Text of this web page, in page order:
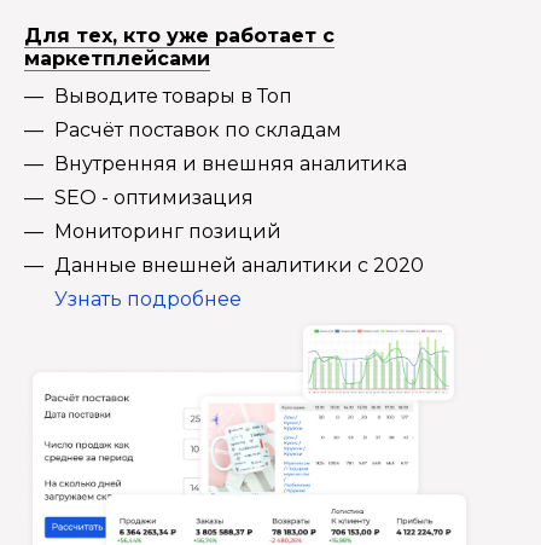
Для тех, кто уже работает с
маркетплейсами
Выводите товары в Топ
Расчёт поставок по складам
Внутренняя и внешняя аналитика
SEO - оптимизация
Мониторинг позиций
Данные внешней аналитики с 2020
Узнать подробнее